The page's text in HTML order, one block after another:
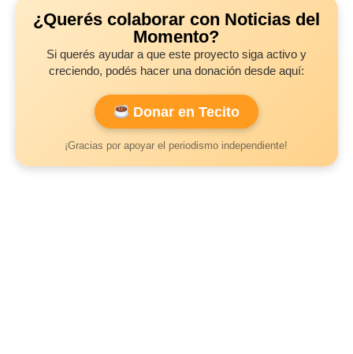
¿Querés colaborar con Noticias del
Momento?
Si querés ayudar a que este proyecto siga activo y
creciendo, podés hacer una donación desde aquí:
Donar en Tecito
¡Gracias por apoyar el periodismo independiente!